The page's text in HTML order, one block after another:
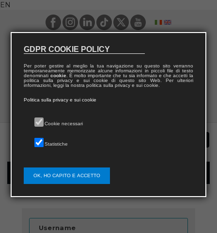
EN
New user registration
Username
GDPR COOKIE POLICY
Per poter gestire al meglio la tua navigazione su questo sito verranno
temporaneamente memorizzate alcune informazioni in piccoli file di testo
denominati cookie. È molto importante che tu sia informato e che accetti la
politica sulla privacy e sui cookie di questo sito Web. Per ulteriori
informazioni, leggi la nostra politica sulla privacy e sui cookie.
Politica sulla privacy e sui cookie
Cookie necessari
Statistiche
OK, HO CAPITO E ACCETTO